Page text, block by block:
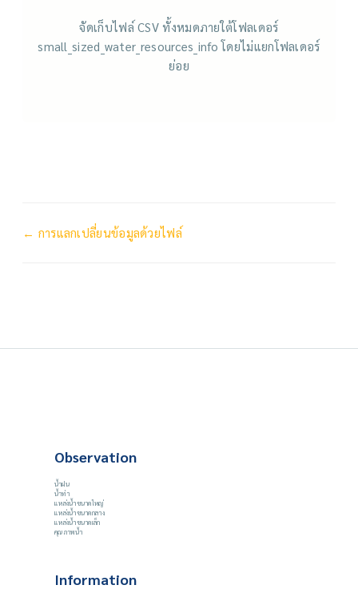
จัดเก็บไฟล์ CSV ทั้งหมดภายใต้โฟลเดอร์
small_sized_water_resources_info โดยไม่แยกโฟลเดอร์
ย่อย
← การแลกเปลี่ยนข้อมูลด้วยไฟล์
Observation
น้ำฝน
น้ำท่า
แหล่งน้ำขนาดใหญ่
แหล่งน้ำขนาดกลาง
แหล่งน้ำขนาดเล็ก
คุณภาพน้ำ
Information